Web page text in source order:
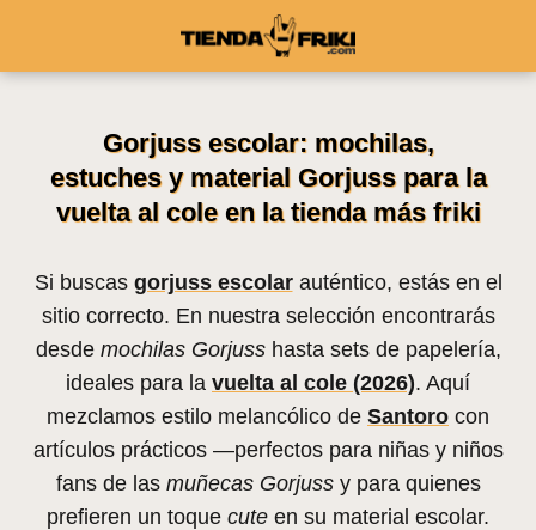
Gorjuss escolar: mochilas,
estuches y material Gorjuss para la
vuelta al cole en la tienda más friki
Si buscas gorjuss escolarauténtico, estás en el
sitio correcto. En nuestra selección encontrarás
desde mochilas Gorjusshasta sets de papelería,
ideales para la vuelta al cole (2026). Aquí
mezclamos estilo melancólico de Santoro con
artículos prácticos —perfectos para niñas y niños
fans de las muñecas Gorjussy para quienes
prefieren un toque cute en su material escolar.